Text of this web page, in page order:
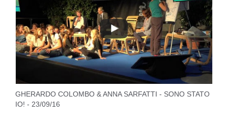
GHERARDO COLOMBO & ANNA SARFATTI - SONO STATO
IO! - 23/09/16